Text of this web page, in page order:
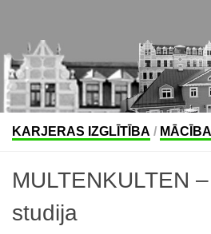
KARJERAS IZGLĪTĪBA /
MULTENKULTEN
studija